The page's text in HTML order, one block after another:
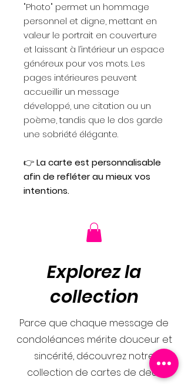
"Photo" permet un hommage
personnel et digne, mettant en
valeur le portrait en couverture
et laissant à l’intérieur un espace
généreux pour vos mots. Les
pages intérieures peuvent
accueillir un message
développé, une citation ou un
poème, tandis que le dos garde
une sobriété élégante.
👉La carte est personnalisable
afin de refléter au mieux vos
intentions.
Explorez la
collection
Parce que chaque message de
condoléances mérite douceur et
sincérité, découvrez notre
collection de cartes de deuil